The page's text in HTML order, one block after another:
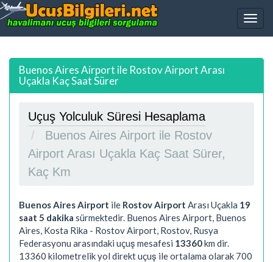
Buenos Aires Airport ile Rostov Airport Arası
Uçakla Kaç Saat Sürer
Uçuş Yolculuk Süresi Hesaplama
Buenos Aires Airport ile Rostov
Airport Arası Uçakla Kaç Saat Sürer,
Kaç Km
Buenos Aires Airport ile Rostov Airport Arası Uçakla 19
saat 5 dakika sürmektedir. Buenos Aires Airport, Buenos
Aires, Kosta Rika - Rostov Airport, Rostov, Rusya
Federasyonu arasındaki uçuş mesafesi 13360km dir.
13360 kilometrelik yol direkt uçuş ile ortalama olarak 700